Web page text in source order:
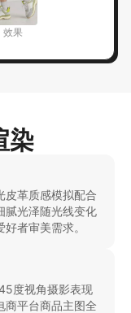
效果
染
皮革质感模拟配合
腻光泽随光线变化
者审美需求。
度视角摄影表现
商平台商品主图全